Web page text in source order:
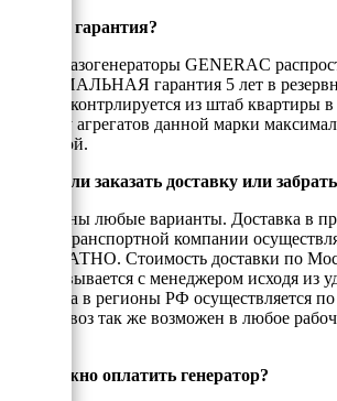
Есть ли гарантия?
На все газогенераторы GENERAC
ОФИЦИАЛЬНАЯ гарантия 5 лет в
которая контрлируется из штаб
покупку агрегатов данной марки
надёжной.
Можно ли заказать доставку или
Возможны любые варианты. Доставка в
или до транспортной компании
БЕСПЛАТНО. Стоимость доставки по
согласовывается с менеджером исходя из
МКАД, а в регионы РФ осуществляется
Самовывоз так же возможен в любое
Как можно оплатить генератор?